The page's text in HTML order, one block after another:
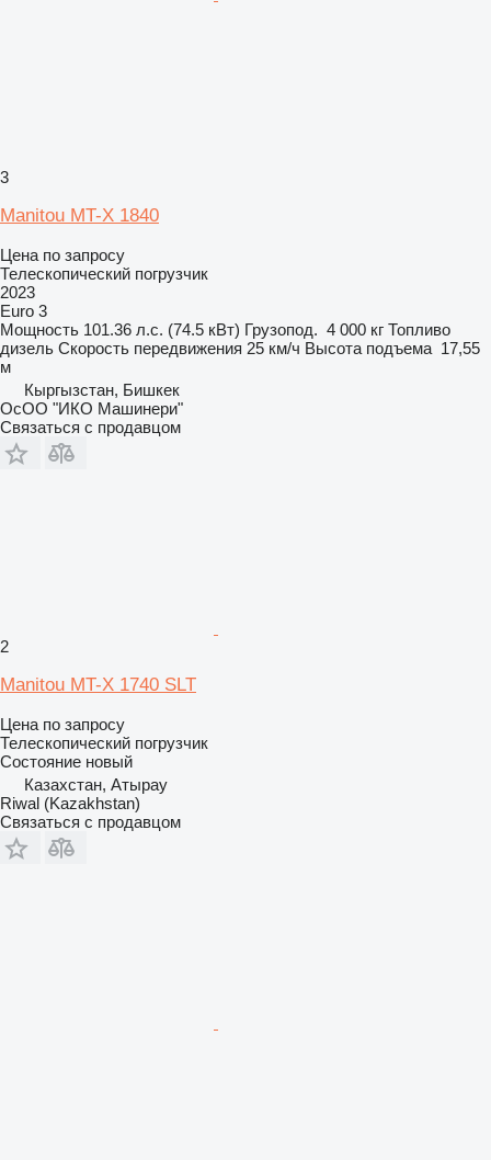
3
Manitou MT-X 1840
Цена по запросу
Телескопический погрузчик
2023
Euro 3
Мощность 101.36 л.с. (74.5 кВт) Грузопод. 4 000 кг Топливо
дизель Скорость передвижения 25 км/ч Высота подъема 17,55
м
Кыргызстан, Бишкек
ОсОО "ИКО Машинери"
Связаться с продавцом
2
Manitou MT-X 1740 SLT
Цена по запросу
Телескопический погрузчик
Состояние новый
Казахстан, Атырау
Riwal (Kazakhstan)
Связаться с продавцом